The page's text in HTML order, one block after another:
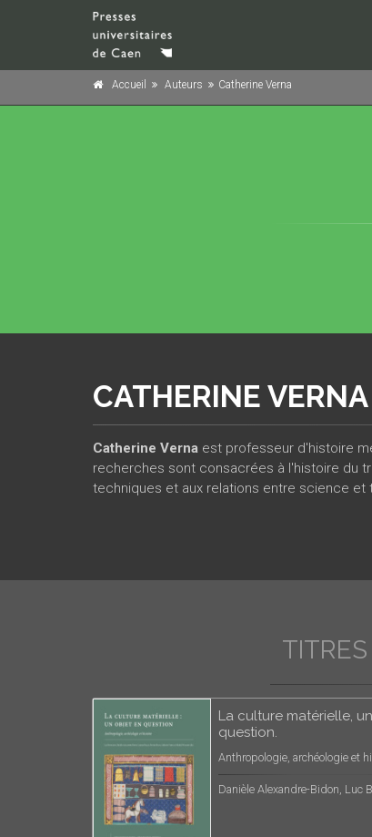
Accueil Auteurs Catherine Verna
CATHERINE VERNA
Catherine Verna est professeur d'histoire
recherches sont consacrées à l'histoire du
techniques et aux relations entre science et
TITRES
La culture matérielle,
question.
Anthropologie, archéologie et
Danièle Alexandre-Bidon, Luc